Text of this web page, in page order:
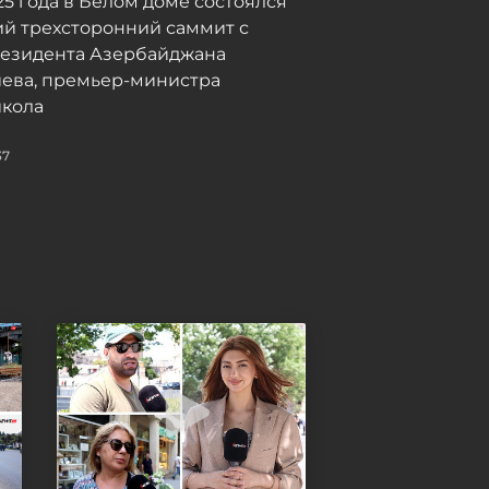
наркотиков с
использованием БПЛА -
ВИДЕО
08 / 08 / 2026, 18:10
трехсторонний саммит с
Азербайджана
премьер-министра